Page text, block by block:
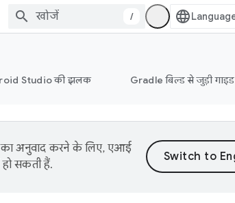
/
Studio की झलक Gradle बिल्ड से जुड़ी गाइड
का अनुवाद करने के लिए, एआई
सकती हैं.